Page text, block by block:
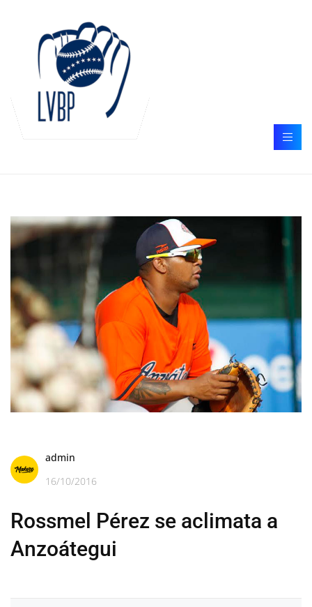
admin
16/10/2016
Rossmel Pérez se aclimata a
Anzoátegui